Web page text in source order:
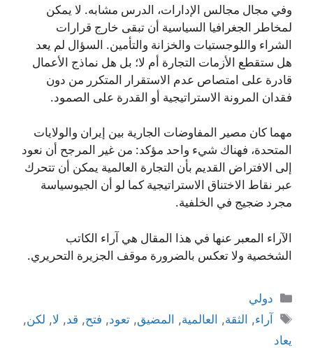
وفي مجال مجالس الإدارات، الدرس مشابه. لا يمكن
لمخاطر الجغرافيا السياسية أن تبقى خارج قرارات
الشراء واللوجستيات والخزانة والتأمين. السؤال لم يعد
هل ستقطع الأزمات التجارة أم لا؛ بل هل نماذج الأعمال
قادرة على امتصاص عدم الاستقرار المتكرر من دون
فقدان المرونة الاستراتيجية أو القدرة على الصمود.
مهما كان مصير المفاوضات الجارية بين إيران والولايات
المتحدة، فهناك شيء واحد مؤكد: من غير المرجح أن نعود
إلى الافتراض القديم بأن التجارة العالمية يمكن أن تتحرك
عبر نقاط الاختناق الاستراتيجية كما لو أن الجيوسياسة
مجرد ضجيج في الخلفية.
الآراء المعبر عنها في هذا المقال هي آراء الكاتب
الشخصية ولا تعكس بالضرورة موقف الجزيرة التحريري.
التصنيفات
دولي
الوسوم
آراء, الثقة, العالمية, المضيق,تعود, فتح, قد, لا, لكن,
يعاد